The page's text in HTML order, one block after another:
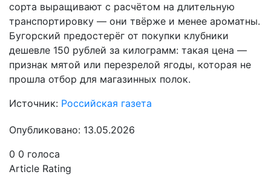
сорта выращивают с расчётом на длительную
транспортировку — они твёрже и менее ароматны.
Бугорский предостерёг от покупки клубники
дешевле 150 рублей за килограмм: такая цена —
признак мятой или перезрелой ягоды, которая не
прошла отбор для магазинных полок.
Источник: Российская газета
Опубликовано: 13.05.2026
0 0 голоса
Article Rating